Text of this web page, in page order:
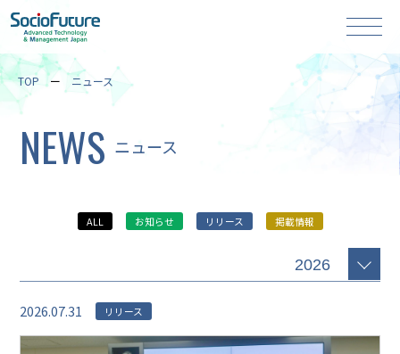
TOP ニュース
NEWS ニュース
ALL お知らせ リリース 掲載情報
2026.07.31 リリース